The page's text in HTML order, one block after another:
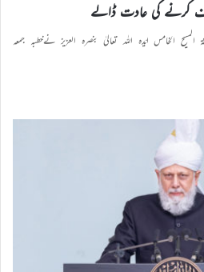
کرنے کی عادت ڈالے
الخامس ایّدہ اللہ تعالیٰ بنصرہ العزیز نےخطبہ جمعہ